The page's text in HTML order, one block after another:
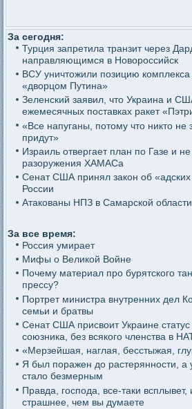
За сегодня:
Турция запретила транзит через
направляющимся в Новороссийск
ВСУ уничтожили позицию
«дворцом Путина»
Зеленский заявил, что Украина и
ежемесячных поставках ракет
«Все напуганы, потому что никто не
придут»
Израиль отвергает план по Газе и
разоружения ХАМАСа
Сенат США принял закон об «адских
России
Атакованы НПЗ в Самарской
За все время:
Россия умирает
Мифы о Великой Войне
Почему материал про бурятского
прессу?
Портрет министра внутренних дел
семьи и братвы
Сенат США присвоит Украине статус
союзника, без всякого членства в
«Мерзейшая, наглая, бесстыжая,
Я был поражен до растерянности, а
стало безмерным
Правда, господа, все-таки всплывет,
страшнее, чем вы думаете